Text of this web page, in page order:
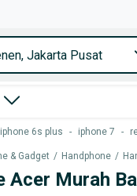
iphone 6s plus - iphone 7 -
& Gadget / Handphone /
Acer Murah